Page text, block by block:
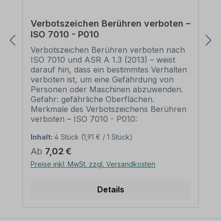
Verbotszeichen Berühren verboten –
ISO 7010 - P010
Verbotszeichen Berühren verboten nach
ISO 7010 und ASR A 1.3 (2013) – weist
darauf hin, dass ein bestimmtes Verhalten
verboten ist, um eine Gefährdung von
Personen oder Maschinen abzuwenden.
Gefahr: gefährliche Oberflächen.
Merkmale des Verbotszeichens Berühren
verboten – ISO 7010 - P010:
Querbalken rot, Symbol schwarz
Norm: nach ISO 7010 und ASR A 1.3
(2013) Material: Selbstklebende Folie
PVC - Hartschaum 3 mm Aluminium 2
Materialien verfügbar) Ø 100 mm –
Erkennungsweite bis 8 m Ø 300 mm –
Erkennungsweite bis 12 m Ø 400 mm –
Inhalt: 4 Stück (1,91 € / 1 Stück)
Regulärer Preis:
Ab 7,02 €
Preise inkl. MwSt. zzgl. Versandkosten
Details